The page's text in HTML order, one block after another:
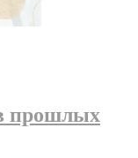
прошлых